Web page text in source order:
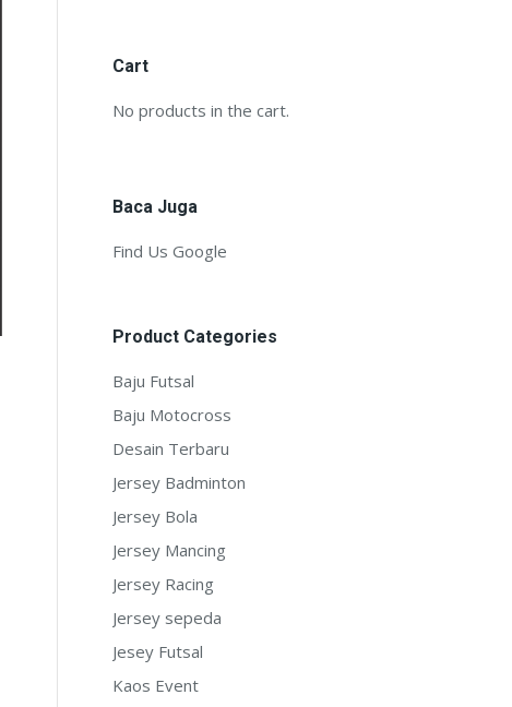
Cart
No products in the cart.
Baca Juga
Find Us Google
Product Categories
Baju Futsal
Baju Motocross
Desain Terbaru
Jersey Badminton
Jersey Bola
Jersey Mancing
Jersey Racing
Jersey sepeda
Jesey Futsal
Kaos Event